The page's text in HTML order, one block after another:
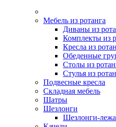
Мебель из ротанга
Диваны из
Комплекты из
Кресла из
Обеденные
Столы из
Стулья из
Подвесные кресла
Складная мебель
Шатры
Шезлонги
Шезлонги-